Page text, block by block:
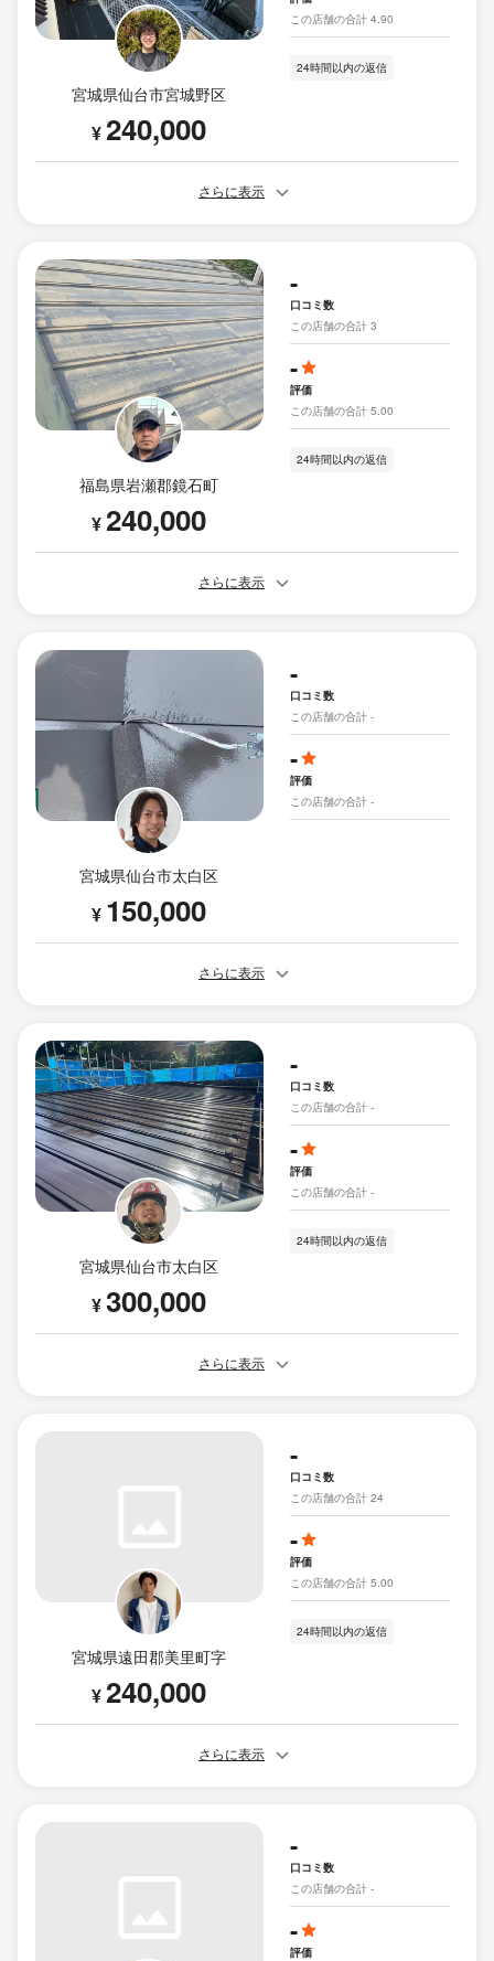
宮城県仙台市宮城野区
¥240,000
この店舗の合計 4.90
24時間以内の返信
さらに表示
福島県岩瀬郡鏡石町
¥240,000
-
口コミ数
この店舗の合計 3
-
評価
この店舗の合計 5.00
24時間以内の返信
さらに表示
宮城県仙台市太白区
¥ 150,000
-
口コミ数
この店舗の合計 -
-
評価
この店舗の合計 -
さらに表示
宮城県仙台市太白区
¥300,000
-
口コミ数
この店舗の合計 -
-
評価
この店舗の合計 -
24時間以内の返信
さらに表示
宮城県遠田郡美里町字
¥240,000
-
口コミ数
この店舗の合計 24
-
評価
この店舗の合計 5.00
24時間以内の返信
さらに表示
-
口コミ数
この店舗の合計 -
-
評価